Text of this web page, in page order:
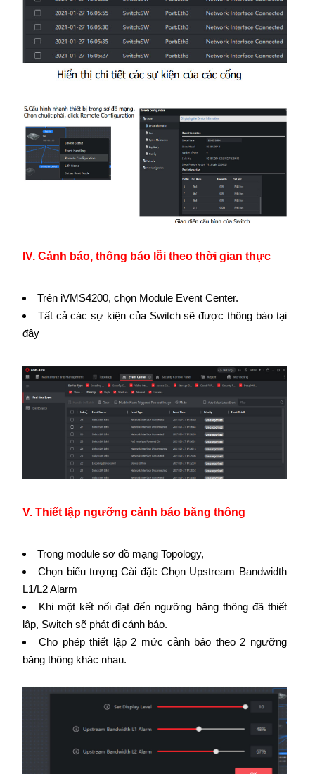
IV. Cảnh báo, thông báo lỗi theo thời gian thực
Trên iVMS4200, chọn Module Event Center.
Tất cả các sự kiện của Switch sẽ được thông báo tại
đây
V. Thiết lập ngưỡng cảnh báo băng thông
Trong module sơ đồ mạng Topology,
Chọn biểu tượng Cài đặt: Chọn Upstream Bandwidth
L1/L2 Alarm
Khi một kết nối đạt đến ngưỡng băng thông đã thiết
lập, Switch sẽ phát đi cảnh báo.
Cho phép thiết lập 2 mức cảnh báo theo 2 ngưỡng
băng thông khác nhau.